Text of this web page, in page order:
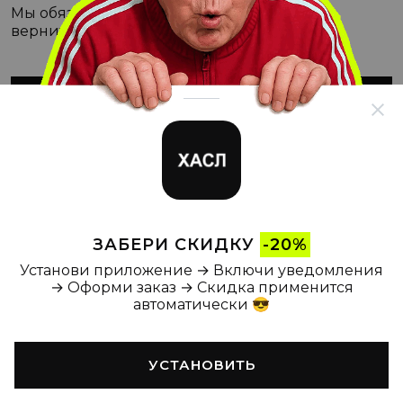
ЗАБЕРИ СКИДКУ -20%
Установи приложение → Включи уведомления
→ Оформи заказ → Скидка применится
автоматически 😎
УСТАНОВИТЬ
Мы обязательно с этим разберёмся, а пока
вернитесь на Главную
ВЕРНУТЬСЯ НА ГЛАВНУЮ
Главная Каталог Корзина Новости Профиль